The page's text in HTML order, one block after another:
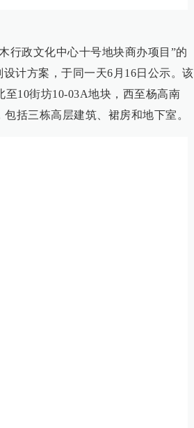
行政文化中心十号地块商办项目”的
计方案，于同一天6月16日公示。该
10街坊10-03A地块，西至杨高南
括三栋高层建筑、裙房和地下室。